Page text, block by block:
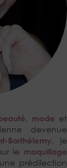
, mode et
devenue
Barthélemy, je
sur le maquillage
prédilection